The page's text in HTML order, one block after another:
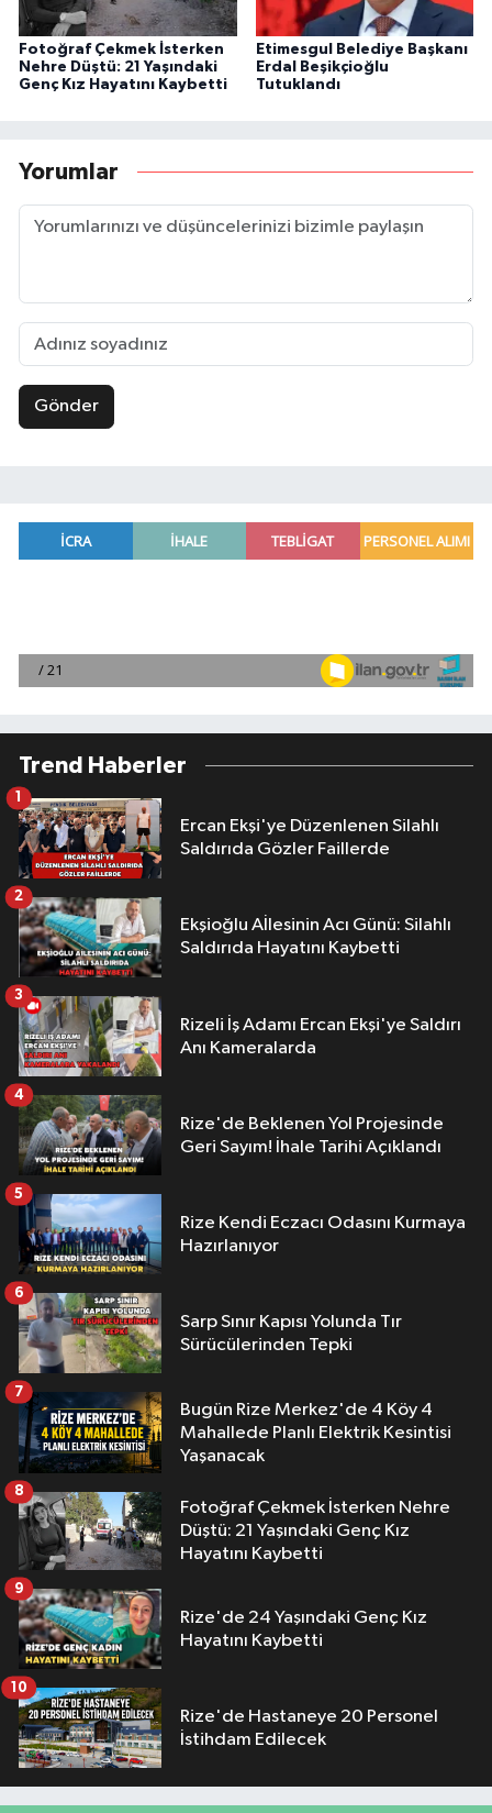
Fotoğraf Çekmek İsterken
Nehre Düştü: 21 Yaşındaki
Genç Kız Hayatını Kaybetti
Etimesgul Belediye Başkanı
Erdal Beşikçioğlu
Tutuklandı
Yorumlar
Gönder
Trend Haberler
Ercan Ekşi'ye Düzenlenen Silahlı
Saldırıda Gözler Faillerde
1
Ekşioğlu Aİlesinin Acı Günü: Silahlı
Saldırıda Hayatını Kaybetti
2
Rizeli İş Adamı Ercan Ekşi'ye Saldırı
Anı Kameralarda
3
Rize'de Beklenen Yol Projesinde
Geri Sayım! İhale Tarihi Açıklandı
4
Rize Kendi Eczacı Odasını Kurmaya
Hazırlanıyor
5
Sarp Sınır Kapısı Yolunda Tır
Sürücülerinden Tepki
6
Bugün Rize Merkez'de 4 Köy 4
Mahallede Planlı Elektrik Kesintisi
Yaşanacak
7
Fotoğraf Çekmek İsterken Nehre
Düştü: 21 Yaşındaki Genç Kız
Hayatını Kaybetti
8
Rize'de 24 Yaşındaki Genç Kız
Hayatını Kaybetti
9
Rize'de Hastaneye 20 Personel
İstihdam Edilecek
10